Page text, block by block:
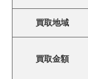
買取地域
買取金額